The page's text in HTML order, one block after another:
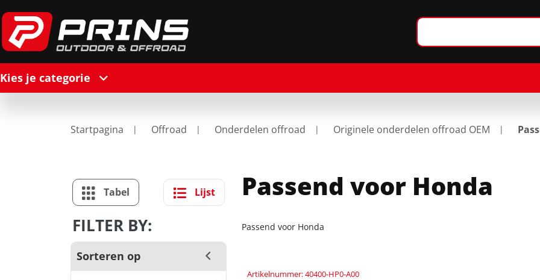
Kies je categorie
Startpagina Offroad Onderdelen offroad Originele onderdelen offroad OEM
Tabel Lijst
FILTER BY:
Sorteren op
Passend voor Honda
Passend voor Honda
Artikelnummer: 40400-HP0-A00